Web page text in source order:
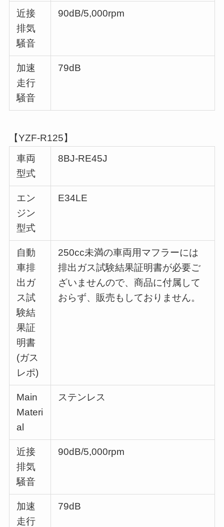
近接
排気
騒音
90dB/5,000rpm
加速
走行
騒音
79dB
【YZF-R125】
車両
型式
8BJ-RE45J
エン
ジン
型式
E34LE
自動
車排
出ガ
ス試
験結
果証
明書
(ガス
レポ)
250cc未満の車両用マフラーには
排出ガス試験結果証明書が必要ご
ざいませんので、商品に付属して
おらず、販売もしておりません。
Main
Materi
al
ステンレス
近接
排気
騒音
90dB/5,000rpm
加速
走行
79dB